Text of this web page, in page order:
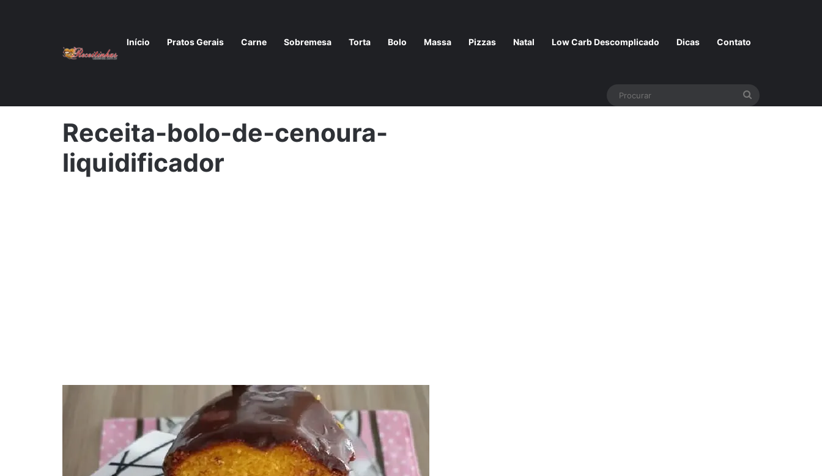
Início Pratos Gerais Carne Sobremesa Torta Bolo Massa Pizzas Natal Low Carb Descomplicado Dicas Contato
Receita-bolo-de-cenoura-
liquidificador